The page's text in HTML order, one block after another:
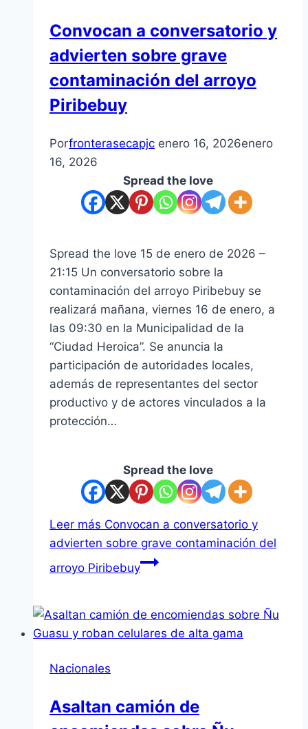
Convocan a conversatorio y
advierten sobre grave
contaminación del arroyo
Piribebuy
Porfronterasecapjc enero 16, 2026enero
16, 2026
Spread the love
Spread the love 15 de enero de 2026 –
21:15 Un conversatorio sobre la
contaminación del arroyo Piribebuy se
realizará mañana, viernes 16 de enero, a
las 09:30 en la Municipalidad de la
“Ciudad Heroica”. Se anuncia la
participación de autoridades locales,
además de representantes del sector
productivo y de actores vinculados a la
protección…
Spread the love
Leer más Convocan a conversatorio y
advierten sobre grave contaminación del
arroyo Piribebuy
Nacionales
Asaltan camión de